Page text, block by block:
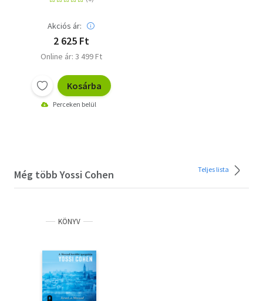
Akciós ár:
2 625 Ft
Online ár: 3 499 Ft
Kosárba
Perceken belül
Még több Yossi Cohen Teljes lista
KÖNYV